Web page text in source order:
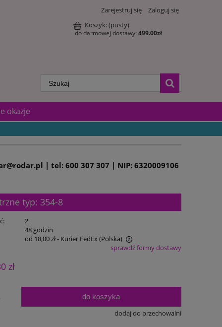
Zarejestruj się
Zaloguj się
Koszyk:(pusty)
do darmowej dostawy: 499.00zł
okazje
| tel: 600 307 307 | NIP: 6320009106
typ: 354-8
2
48 godzin
od 18,00 zł- Kurier FedEx (Polska)
sprawdź formy dostawy
zł
do koszyka
dodaj do przechowalni